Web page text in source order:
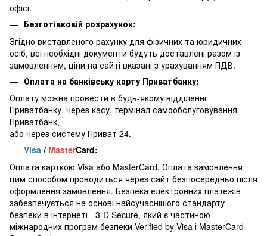
офісі.
Безготівковій розрахунок:
Згідно виставленого рахунку для фізичних та юридичних
осіб, всі необхідні документи будуть доставлені разом із
замовленням, ціни на сайті вказані з урахуванням ПДВ.
Оплата на банківську карту Приватбанку:
Оплату можна провести в будь-якому відділенні
Приватбанку, через касу, термінал самообслуговування
Приватбанк,
або через систему Приват 24.
Visa / MasterCard:
Оплата карткою Visa або MasterCard. Оплата замовлення
цим способом проводиться через сайт безпосередньо після
оформлення замовлення. Безпека електронних платежів
забезпечується на основі найсучаснішого стандарту
безпеки в інтернеті - 3-D Secure, який є частиною
міжнародних програм безпеки Verified by Visa і MasterCard